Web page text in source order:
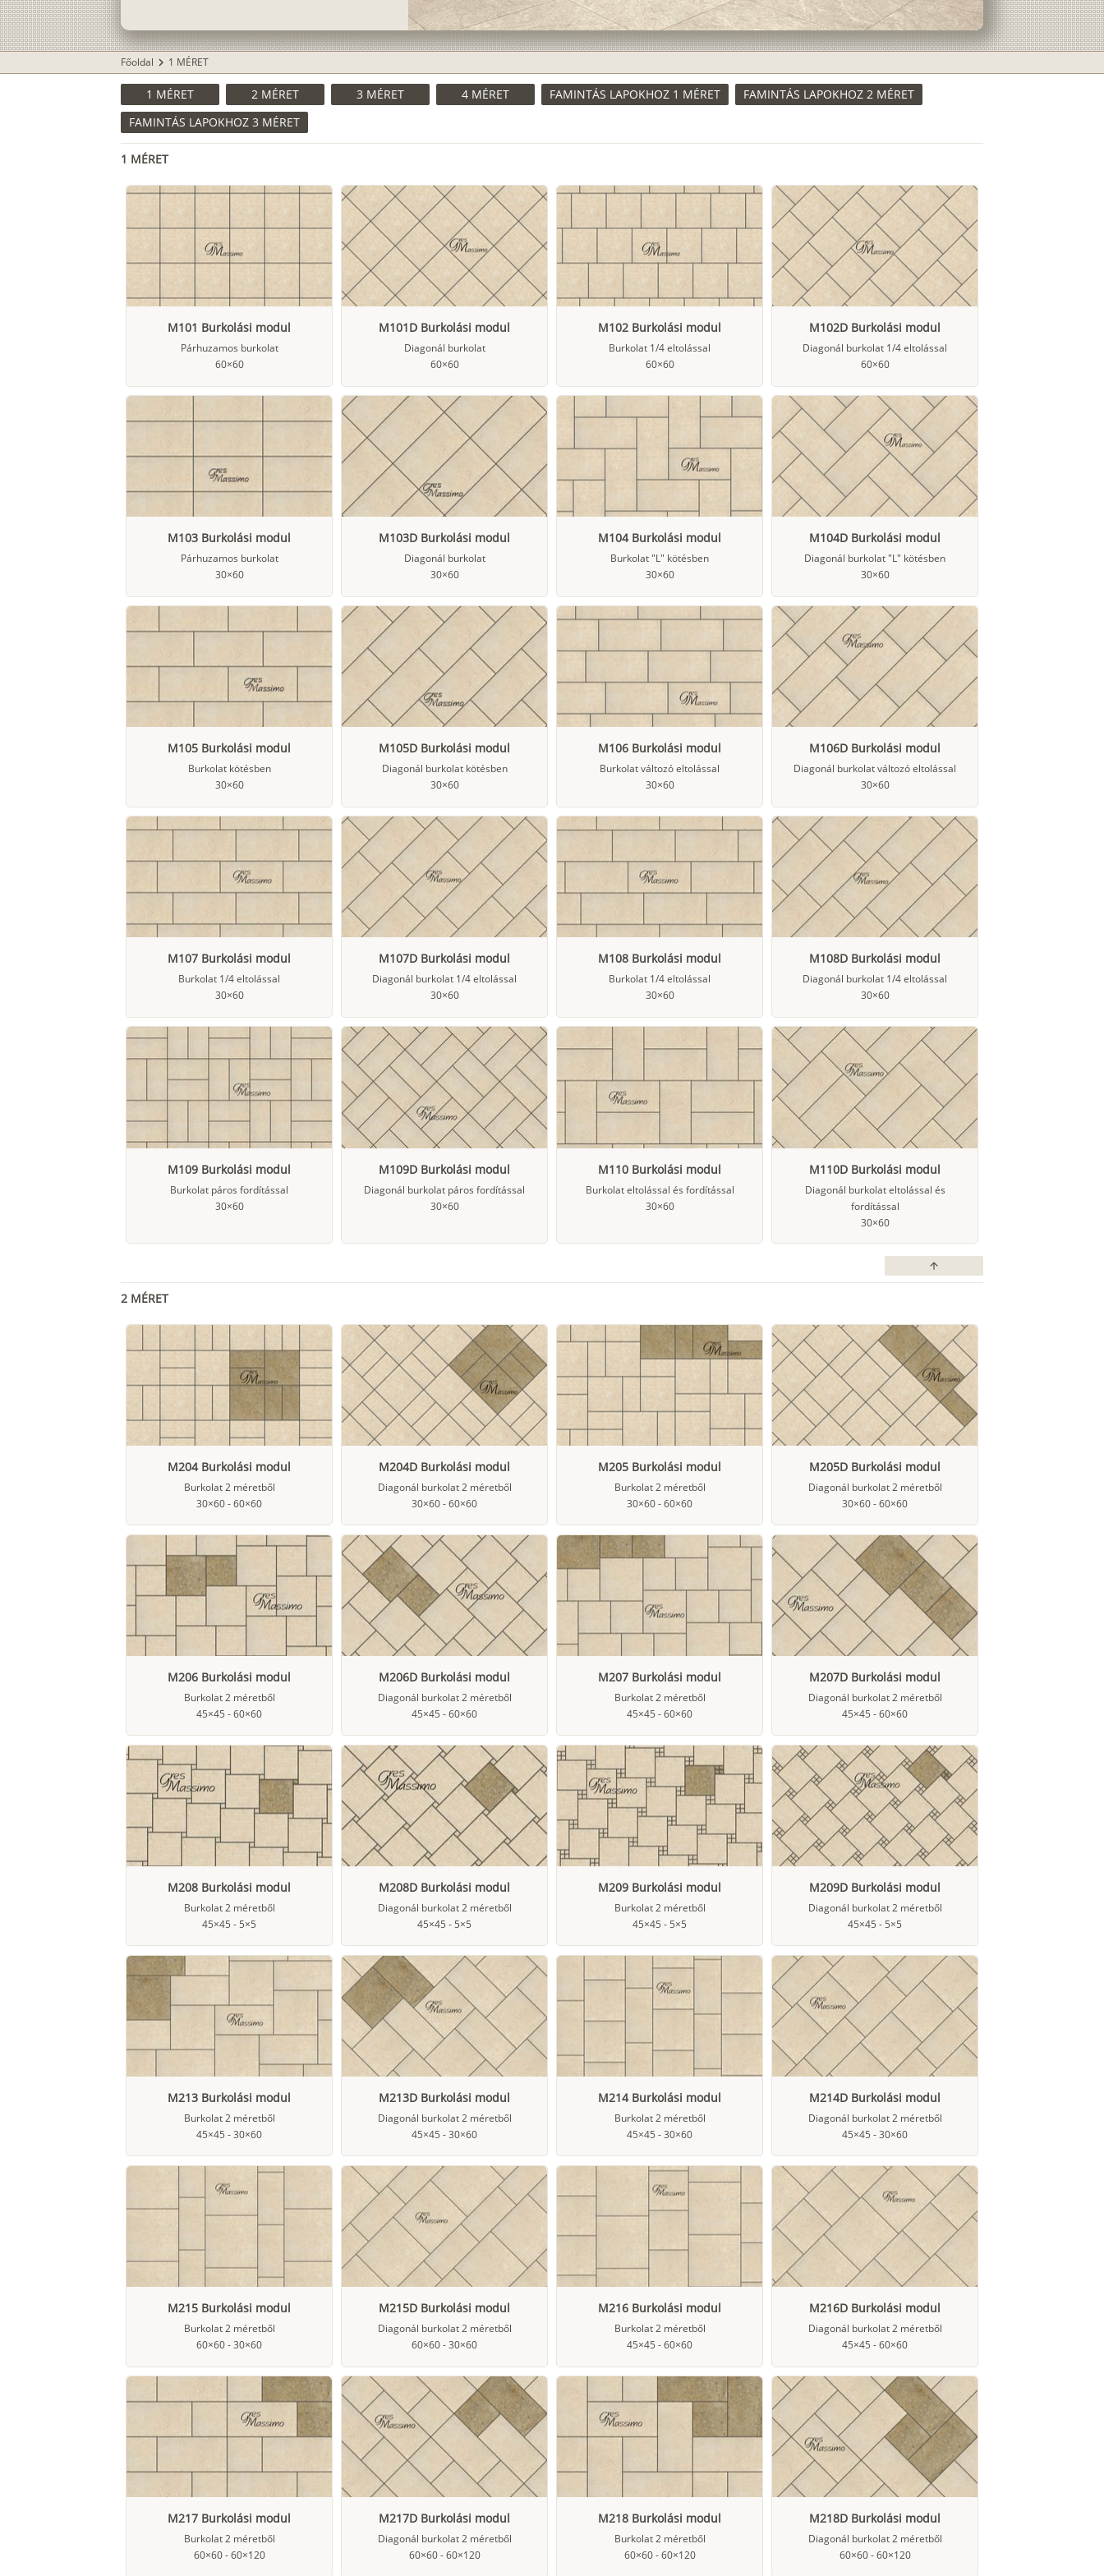
Főoldal chevron_right 1 MÉRET
1 MÉRET 2 MÉRET 3 MÉRET 4 MÉRET FAMINTÁS LAPOKHOZ 1 MÉRET
FAMINTÁS LAPOKHOZ 2 MÉRET
FAMINTÁS LAPOKHOZ 3 MÉRET
1 MÉRET
M101 Burkolási modul
Párhuzamos burkolat
60×60
M101D Burkolási modul
Diagonál burkolat
60×60
M102 Burkolási modul
Burkolat 1/4 eltolással
60×60
M102D Burkolási modul
Diagonál burkolat 1/4 eltolással
60×60
M103 Burkolási modul
Párhuzamos burkolat
30×60
M103D Burkolási modul
Diagonál burkolat
30×60
M104 Burkolási modul
Burkolat "L" kötésben
30×60
M104D Burkolási modul
Diagonál burkolat "L" kötésben
30×60
M105 Burkolási modul
Burkolat kötésben
30×60
M105D Burkolási modul
Diagonál burkolat kötésben
30×60
M106 Burkolási modul
Burkolat változó eltolással
30×60
M106D Burkolási modul
Diagonál burkolat változó eltolással
30×60
M107 Burkolási modul
Burkolat 1/4 eltolással
30×60
M107D Burkolási modul
Diagonál burkolat 1/4 eltolással
30×60
M108 Burkolási modul
Burkolat 1/4 eltolással
30×60
M108D Burkolási modul
Diagonál burkolat 1/4 eltolással
30×60
M109 Burkolási modul
Burkolat páros fordítással
30×60
M109D Burkolási modul
Diagonál burkolat páros fordítással
30×60
M110 Burkolási modul
Burkolat eltolással és fordítással
30×60
M110D Burkolási modul
Diagonál burkolat eltolással és
fordítással
30×60
arrow_upward
2 MÉRET
M204 Burkolási modul
Burkolat 2 méretből
30×60 - 60×60
M204D Burkolási modul
Diagonál burkolat 2 méretből
30×60 - 60×60
M205 Burkolási modul
Burkolat 2 méretből
30×60 - 60×60
M205D Burkolási modul
Diagonál burkolat 2 méretből
30×60 - 60×60
M206 Burkolási modul
Burkolat 2 méretből
45×45 - 60×60
M206D Burkolási modul
Diagonál burkolat 2 méretből
45×45 - 60×60
M207 Burkolási modul
Burkolat 2 méretből
45×45 - 60×60
M207D Burkolási modul
Diagonál burkolat 2 méretből
45×45 - 60×60
M208 Burkolási modul
Burkolat 2 méretből
45×45 - 5×5
M208D Burkolási modul
Diagonál burkolat 2 méretből
45×45 - 5×5
M209 Burkolási modul
Burkolat 2 méretből
45×45 - 5×5
M209D Burkolási modul
Diagonál burkolat 2 méretből
45×45 - 5×5
M213 Burkolási modul
Burkolat 2 méretből
45×45 - 30×60
M213D Burkolási modul
Diagonál burkolat 2 méretből
45×45 - 30×60
M214 Burkolási modul
Burkolat 2 méretből
45×45 - 30×60
M214D Burkolási modul
Diagonál burkolat 2 méretből
45×45 - 30×60
M215 Burkolási modul
Burkolat 2 méretből
60×60 - 30×60
M215D Burkolási modul
Diagonál burkolat 2 méretből
60×60 - 30×60
M216 Burkolási modul
Burkolat 2 méretből
45×45 - 60×60
M216D Burkolási modul
Diagonál burkolat 2 méretből
45×45 - 60×60
M217 Burkolási modul
Burkolat 2 méretből
60×60 - 60×120
M217D Burkolási modul
Diagonál burkolat 2 méretből
60×60 - 60×120
M218 Burkolási modul
Burkolat 2 méretből
60×60 - 60×120
M218D Burkolási modul
Diagonál burkolat 2 méretből
60×60 - 60×120